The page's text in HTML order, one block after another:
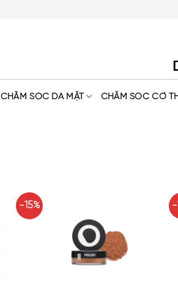
CHĂM SÓC DA MẶT CHĂM SÓC CƠ
-15% -